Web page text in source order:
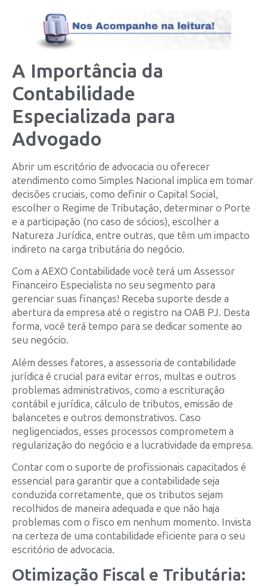
A Importância da
Contabilidade
Especializada para
Advogado
Abrir um escritório de advocacia ou oferecer
atendimento como Simples Nacional implica em tomar
decisões cruciais, como definir o Capital Social,
escolher o Regime de Tributação, determinar o Porte
e a participação (no caso de sócios), escolher a
Natureza Jurídica, entre outras, que têm um impacto
indireto na carga tributária do negócio.
Com a AEXO Contabilidade você terá um Assessor
Financeiro Especialista no seu segmento para
gerenciar suas finanças! Receba suporte desde a
abertura da empresa até o registro na OAB PJ. Desta
forma, você terá tempo para se dedicar somente ao
seu negócio.
Além desses fatores, a assessoria de contabilidade
jurídica é crucial para evitar erros, multas e outros
problemas administrativos, como a escrituração
contábil e jurídica, cálculo de tributos, emissão de
balancetes e outros demonstrativos. Caso
negligenciados, esses processos comprometem a
regularização do negócio e a lucratividade da empresa.
Contar com o suporte de profissionais capacitados é
essencial para garantir que a contabilidade seja
conduzida corretamente, que os tributos sejam
recolhidos de maneira adequada e que não haja
problemas com o fisco em nenhum momento. Invista
na certeza de uma contabilidade eficiente para o seu
escritório de advocacia.
Otimização Fiscal e Tributária: